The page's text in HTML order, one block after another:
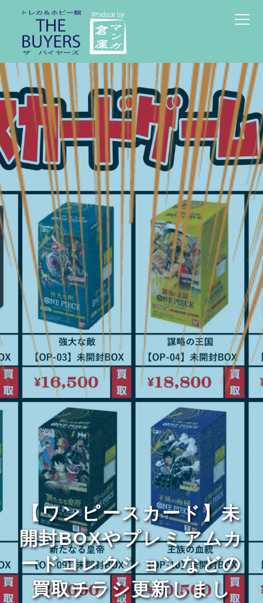
【ワンピースカード】未
開封BOXやプレミアムカ
ードコレクションなどの
買取チラシ更新しまし